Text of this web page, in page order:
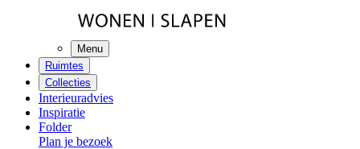
Menu
Ruimtes
Collecties
Interieuradvies
Inspiratie
Folder
Plan je bezoek